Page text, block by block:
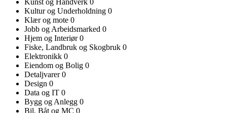
Kultur og Underholdning 0
Klær og mote 0
Jobb og Arbeidsmarked 0
Hjem og Interiør0
Fiske, Landbruk og Skogbruk 0
Elektronikk 0
Eiendom og Bolig 0
Detaljvarer0
Design 0
Data og IT 0
Bygg og Anlegg 0
Bil, Båt og MC 0